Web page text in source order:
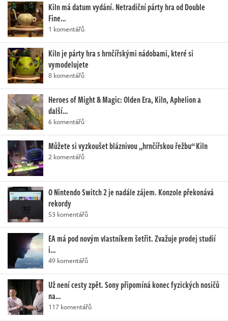
Kiln má datum vydání. Netradiční párty hra od Double
Fine…
1 komentářů
Kiln je párty hra s hrnčířskými nádobami, které si
vymodelujete
8 komentářů
Heroes of Might & Magic: Olden Era, Kiln, Aphelion a
další…
6 komentářů
Můžete si vyzkoušet bláznivou „hrnčířskou řežbu“ Kiln
2 komentářů
O Nintendo Switch 2 je nadále zájem. Konzole překonává
rekordy
53 komentářů
EA má pod novým vlastníkem šetřit. Zvažuje prodej studií
i…
49 komentářů
Už není cesty zpět. Sony připomíná konec fyzických nosičů
na…
117 komentářů